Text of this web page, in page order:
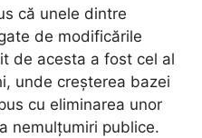
că unele dintre
de modificările
de acesta a fost cel al
unde creșterea bazei
cu eliminarea unor
nemulțumiri publice.